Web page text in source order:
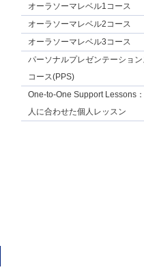
オーラソーマレベル1コース
オーラソーマレベル2コース
オーラソーマレベル3コース
パーソナルプレゼンテーショ
コース(PPS)
One-to-One Support Lessons
人に合わせた個人レッスン